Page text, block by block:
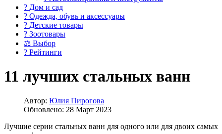
? Дом и сад
? Одежда, обувь и аксессуары
? Детские товары
? Зоотовары
⚖ Выбор
? Рейтинги
11 лучших стальных ванн
Автор: Юлия Пирогова
Обновлено: 28 Март 2023
Лучшие серии стальных ванн для одного или для двоих самых